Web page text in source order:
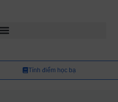
Tính điểm học bạ